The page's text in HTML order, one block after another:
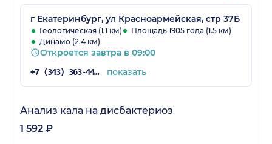
г Екатеринбург, ул Красноармейская, стр 37Б
Геологическая (1.1 км)
Площадь 1905 года (1.5 км)
Динамо (2.4 км)
Откроется завтра в 09:00
+7 (343) 363-44-26 показать
Анализ кала на дисбактериоз
1 592 ₽